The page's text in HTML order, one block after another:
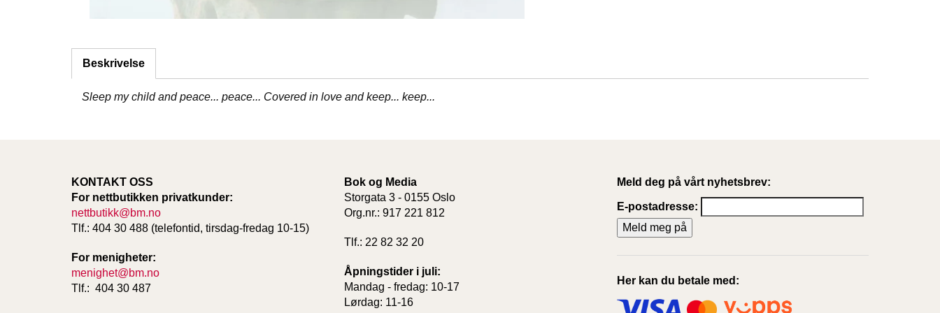
Beskrivelse
Sleep my child and peace... peace... Covered in love and keep... keep...
KONTAKT OSS
For nettbutikken privatkunder:
nettbutikk@bm.no
Tlf.: 404 30 488 (telefontid, tirsdag-fredag 10-15)
For menigheter:
menighet@bm.no
Tlf.: 404 30 487
Bok og Media
Storgata 3 - 0155 Oslo
Org.nr.: 917 221 812
Tlf.: 22 82 32 20
Åpningstider i juli:
Mandag - fredag: 10-17
Lørdag: 11-16
Meld deg på vårt nyhetsbrev:
E-postadresse:
Her kan du betale med: